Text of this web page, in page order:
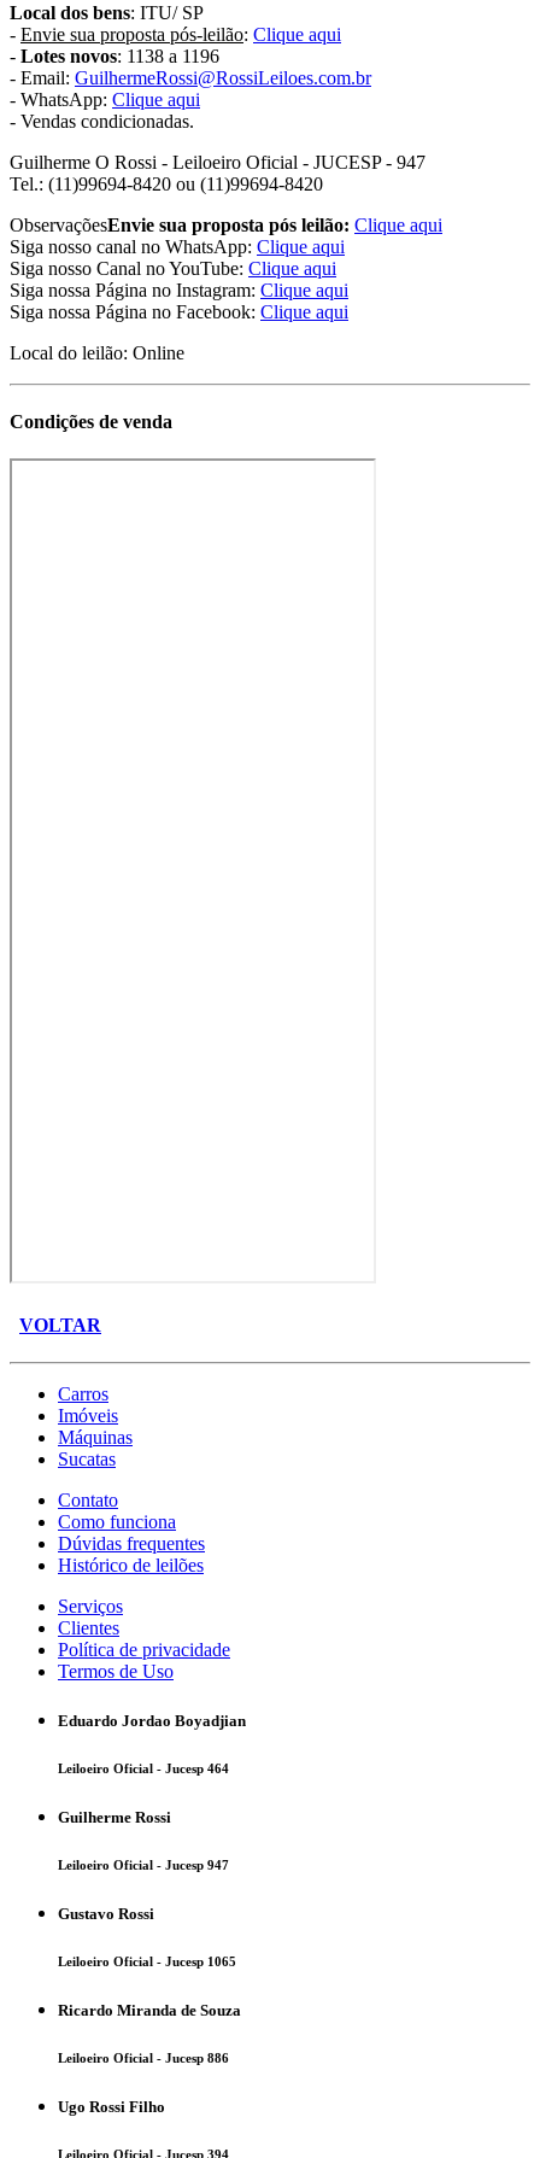
Local dos bens: ITU/ SP
- Envie sua proposta pós-leilão: Clique aqui
- Lotes novos: 1138 a 1196
- Email: GuilhermeRossi@RossiLeiloes.com.br
- WhatsApp: Clique aqui
- Vendas condicionadas.
Guilherme O Rossi - Leiloeiro Oficial - JUCESP - 947
Tel.: (11)99694-8420 ou (11)99694-8420
ObservaçõesEnvie sua proposta pós leilão: Clique aqui
Siga nosso canal no WhatsApp: Clique aqui
Siga nosso Canal no YouTube: Clique aqui
Siga nossa Página no Instagram: Clique aqui
Siga nossa Página no Facebook: Clique aqui
Local do leilão: Online
Condições de venda
VOLTAR
Carros
Imóveis
Máquinas
Sucatas
Contato
Como funciona
Dúvidas frequentes
Histórico de leilões
Serviços
Clientes
Política de privacidade
Termos de Uso
Eduardo Jordao Boyadjian
Leiloeiro Oficial - Jucesp 464
Guilherme Rossi
Leiloeiro Oficial - Jucesp 947
Gustavo Rossi
Leiloeiro Oficial - Jucesp 1065
Ricardo Miranda de Souza
Leiloeiro Oficial - Jucesp 886
Ugo Rossi Filho
Leiloeiro Oficial - Jucesp 394